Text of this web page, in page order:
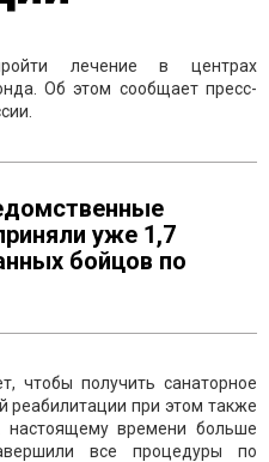
лечение в центрах
Об этом сообщает пресс-
уже 1,7
бойцов по
чтобы получить санаторное
реабилитации при этом также
настоящему времени больше
все процедуры по